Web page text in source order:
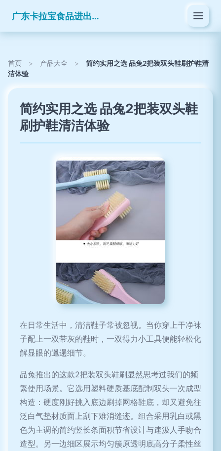
广东卡拉宝食品进出口有限公司
首页 > 产品大全 >
简约实用之选 品兔2把装双头鞋刷护鞋清
洁体验
简约实用之选 品兔2把装双头鞋
刷护鞋清洁体验
在日常生活中，清洁鞋子常被忽视。当你穿上干净袜
子配上一双带灰的鞋时，一双得力小工具便能轻松化
解显眼的邋遢细节。
品兔推出的这款2把装双头鞋刷显然思考过我们的频
繁使用场景。它选用塑料硬质基底配制双头一次成型
构造：硬度刚好挑入底边刷掉网格鞋底，却又避免往
泛白气垫材质面上刮下难消缝迹。组合采用乳白或黑
色为主调的简约竖长条面积节省设计与速汲人手吻合
造型。另一边细区展示均匀簇原透明底高分子柔性丝